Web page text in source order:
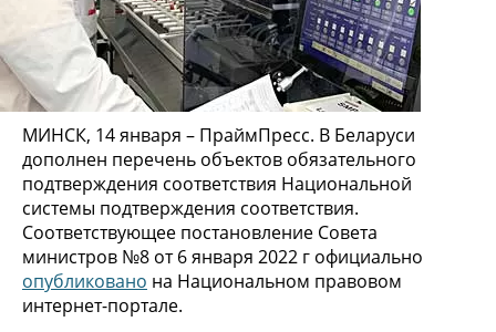
МИНСК, 14 января – ПраймПресс. В Беларуси
дополнен перечень объектов обязательного
подтверждения соответствия Национальной
системы подтверждения соответствия.
Соответствующее постановление Совета
министров №8 от 6 января 2022 г официально
опубликовано на Национальном правовом
интернет-портале.